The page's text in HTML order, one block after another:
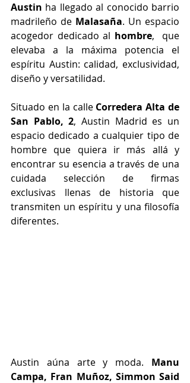
Austin ha llegado al conocido barrio
madrileño de Malasaña. Un espacio
acogedor dedicado al hombre,  que
elevaba a la máxima potencia el
espíritu Austin: calidad, exclusividad,
diseño y versatilidad.
Situado en la calle Corredera Alta de
San Pablo, 2, Austin Madrid es un
espacio dedicado a cualquier tipo de
hombre que quiera ir más allá y
encontrar su esencia a través de una
cuidada selección de firmas
exclusivas llenas de historia que
transmiten un espíritu y una filosofía
diferentes.
Austin aúna arte y moda. Manu